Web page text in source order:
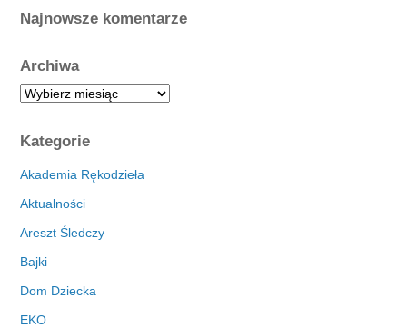
Najnowsze komentarze
Archiwa
A
h
i
a
Kategorie
Akademia Rękodzieła
Aktualności
Areszt Śledczy
Bajki
Dom Dziecka
EKO